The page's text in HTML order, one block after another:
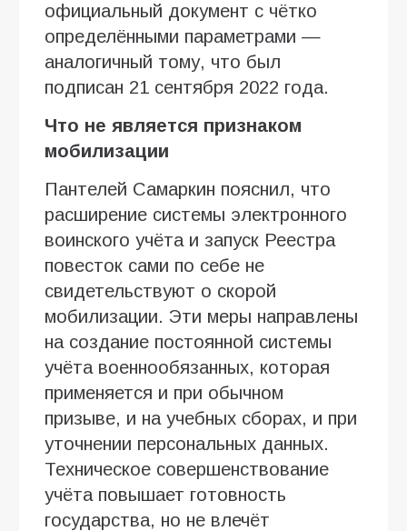
официальный документ с чётко
определёнными параметрами —
аналогичный тому, что был
подписан 21 сентября 2022 года.
Что не является признаком
мобилизации
Пантелей Самаркин пояснил, что
расширение системы электронного
воинского учёта и запуск Реестра
повесток сами по себе не
свидетельствуют о скорой
мобилизации. Эти меры направлены
на создание постоянной системы
учёта военнообязанных, которая
применяется и при обычном
призыве, и на учебных сборах, и при
уточнении персональных данных.
Техническое совершенствование
учёта повышает готовность
государства, но не влечёт